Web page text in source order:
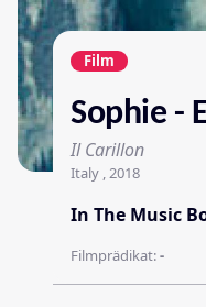
Film
Sophie -
Il Carillon
Italy , 2018
In The Music
Filmprädikat:-